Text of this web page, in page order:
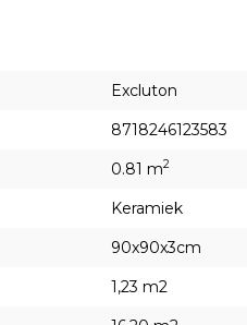
Excluton
8718246123583
0.81 m2
Keramiek
90x90x3cm
1,23 m2